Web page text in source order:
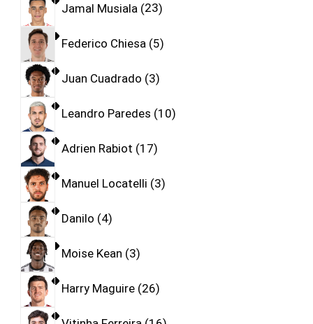
Jamal Musiala 23
Federico Chiesa 5
Juan Cuadrado 3
Leandro Paredes 10
Adrien Rabiot 17
Manuel Locatelli 3
Danilo 4
Moise Kean 3
Harry Maguire 26